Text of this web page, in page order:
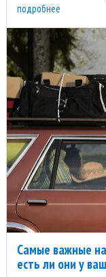
подробнее
Самые важные
есть ли они у